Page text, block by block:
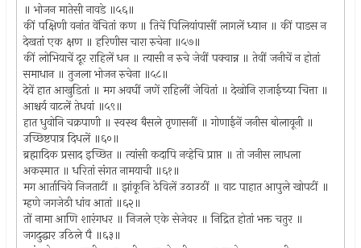
॥ भोजन मातेसी नावडे ॥५६॥
कीं पक्षिणी वनांत वेंचितां कण ॥ तिचें पिलियांपासीं लागलें ध्यान ॥ कीं पाडस न
देखतां एक क्षण ॥ हरिणीस चारा रुचेना ॥५७॥
कीं लोभियाचें दूर राहिलें धन ॥ त्यासी न रुचे जेवीं पक्वान्न ॥ तेवीं जनीचें न होतां
समाधान ॥ तुजला भोजन रुचेना ॥५८॥
देवें हात आखुडितां ॥ मग अवघीं जणें राहिलीं जेवितां ॥ देखोनि राजाईच्या चित्ता ॥
आश्चर्य वाटलें तेधवां ॥५९॥
हात धुवोनि चक्रपाणी ॥ स्वस्थ बैसले तृणासनीं ॥ गोणाईनें जनीस बोलावूनी ॥
उच्छिष्टपात्र दिधलें ॥६०॥
ब्रह्मादिक प्रसाद इच्छित ॥ त्यांसी कदापि नव्हेचि प्राप्त ॥ तो जनीस लाधला
अकस्मात ॥ धरितां संगत नामयाची ॥६१॥
मग आर्ताचिये निजताटीं ॥ झांकूनि ठेविलें उठाउठीं ॥ वाट पाहात आपुले खोपटीं ॥
म्हणे जगजेठी धांव आतां ॥६२॥
तों नामा आणि शारंगधर ॥ निजले एके सेजेवर ॥ निद्रित होतां भक्त चतुर ॥
जगदुद्धार उठिले पै ॥६३॥